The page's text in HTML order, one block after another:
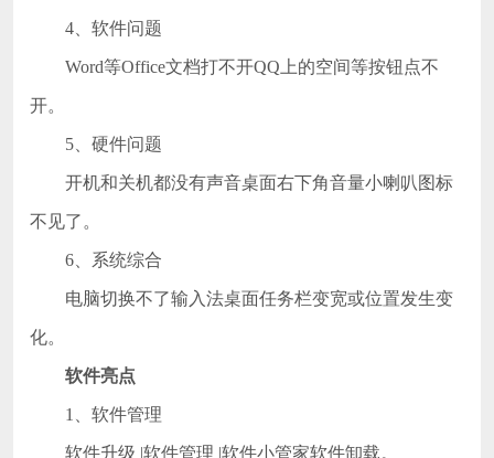
4、软件问题
Word等Office文档打不开QQ上的空间等按钮点不
开。
5、硬件问题
开机和关机都没有声音桌面右下角音量小喇叭图标
不见了。
6、系统综合
电脑切换不了输入法桌面任务栏变宽或位置发生变
化。
软件亮点
1、软件管理
软件升级 |软件管理 |软件小管家软件卸载。